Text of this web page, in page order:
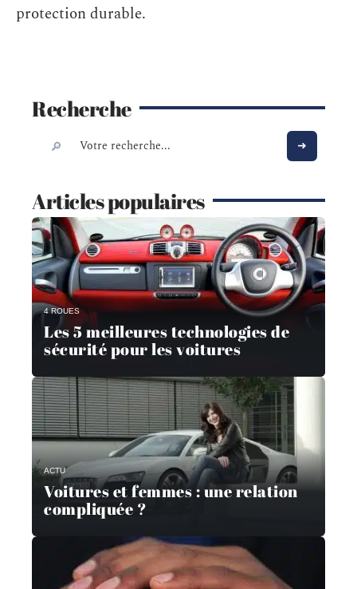
protection durable.
Recherche
Articles populaires
4 ROUES
Les 5 meilleures technologies de
sécurité pour les voitures
ACTU
Voitures et femmes : une relation
compliquée ?